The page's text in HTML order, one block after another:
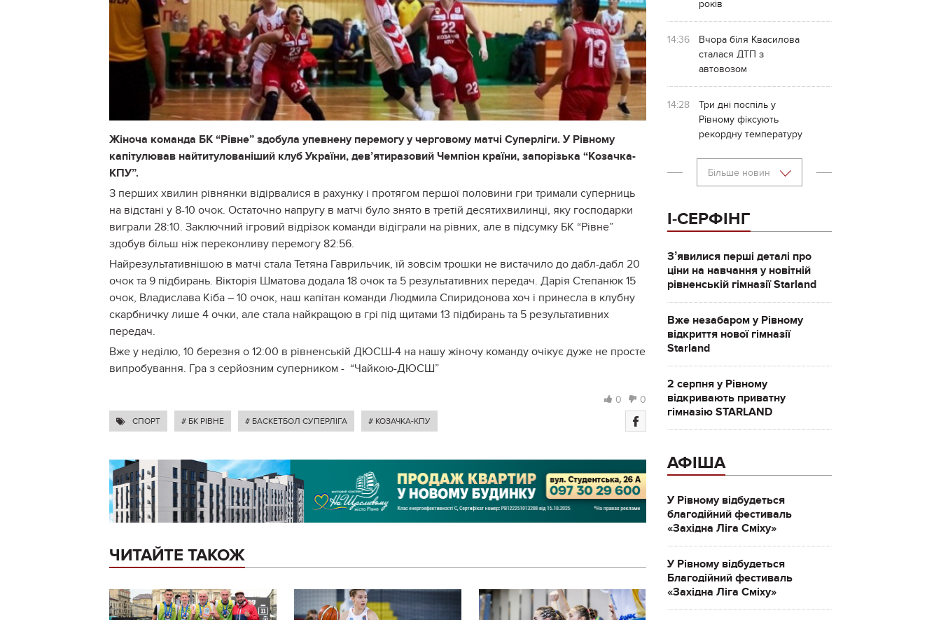
Жіноча команда БК “Рівне” здобула упевнену перемогу у черговому матчі Суперліги. У Рівному
капітулював найтитулованіший клуб України, дев’ятиразовий Чемпіон країни, запорізька “Козачка-
КПУ”.
З перших хвилин рівнянки відірвалися в рахунку і протягом першої половини гри тримали суперниць
на відстані у 8-10 очок. Остаточно напругу в матчі було знято в третій десятихвилинці, яку господарки
виграли 28:10. Заключний ігровий відрізок команди відіграли на рівних, але в підсумку БК “Рівне”
здобув більш ніж переконливу перемогу 82:56.
Найрезультативнішою в матчі стала Тетяна Гаврильчик, їй зовсім трошки не вистачило до дабл-дабл 20
очок та 9 підбирань. Вікторія Шматова додала 18 очок та 5 результативних передач. Дарія Степанюк 15
очок, Владислава Кіба – 10 очок, наш капітан команди Людмила Спиридонова хоч і принесла в клубну
скарбничку лише 4 очки, але стала найкращою в грі під щитами 13 підбирань та 5 результативних
передач.
Вже у неділю, 10 березня о 12:00 в рівненській ДЮСШ-4 на нашу жіночу команду очікує дуже не просте
випробування. Гра з серйозним суперником - “Чайкою-ДЮСШ”
0 0
СПОРТ # БК РІВНЕ # БАСКЕТБОЛ СУПЕРЛІГА # КОЗАЧКА-КПУ
ЧИТАЙТЕ ТАКОЖ
років
14:36
Вчора біля Квасилова
сталася ДТП з
автовозом
14:28
Три дні поспіль у
Рівному фіксують
рекордну температуру
Більше новин
І-СЕРФІНГ
Зʼявилися перші деталі про
ціни на навчання у новітній
рівненській гімназії Starland
Вже незабаром у Рівному
відкриття нової гімназії
Starland
2 серпня у Рівному
відкривають приватну
гімназію STARLAND
АФІША
У Рівному відбудеться
благодійний фестиваль
«Західна Ліга Сміху»
У Рівному відбудеться
Благодійний фестиваль
«Західна Ліга Сміху»